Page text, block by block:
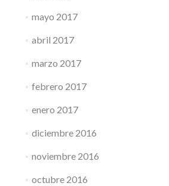
mayo 2017
abril 2017
marzo 2017
febrero 2017
enero 2017
diciembre 2016
noviembre 2016
octubre 2016